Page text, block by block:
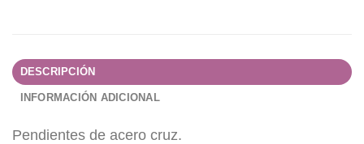
DESCRIPCIÓN
INFORMACIÓN ADICIONAL
Pendientes de acero cruz.